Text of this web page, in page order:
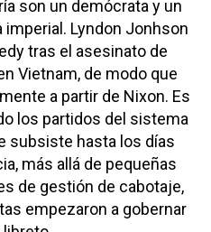
son un demócrata y un
Lyndon Jonhson
tras el asesinato de
Vietnam, de modo que
a partir de Nixon. Es
los partidos del sistema
subsiste hasta los días
más allá de pequeñas
de gestión de cabotaje,
empezaron a gobernar